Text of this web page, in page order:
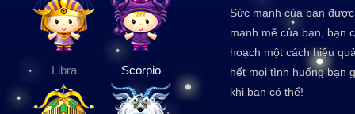
Libra Scorpio
Sức mạnh của bạn
mạnh mẽ của bạn, bạn
hoạch một cách hiệu
hết mọi tình huống bạn
khi bạn có thể!